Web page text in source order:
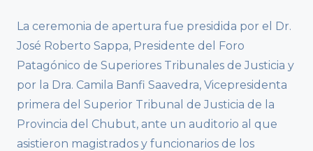
La ceremonia de apertura fue presidida por el Dr.
José Roberto Sappa, Presidente del Foro
Patagónico de Superiores Tribunales de Justicia y
por la Dra. Camila Banfi Saavedra, Vicepresidenta
primera del Superior Tribunal de Justicia de la
Provincia del Chubut, ante un auditorio al que
asistieron magistrados y funcionarios de los